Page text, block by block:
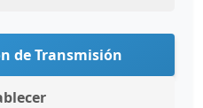
de Transmisión